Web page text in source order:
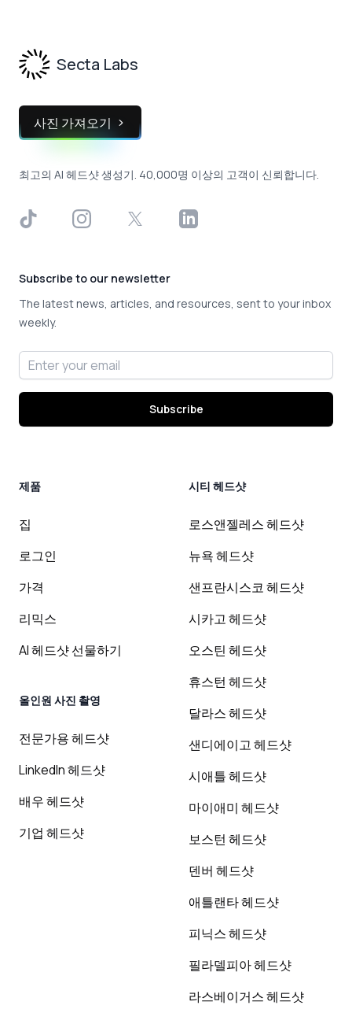
Secta Labs
사진 가져오기
최고의 AI 헤드샷 생성기. 40,000명 이상의 고객이 신뢰합니다.
TikTok InstagramX LinkedIn
Subscribe to our newsletter
The latest news, articles, and resources, sent to your inbox
weekly.
Email address
Subscribe
제품
집
로그인
가격
리믹스
AI 헤드샷 선물하기
올인원 사진 촬영
전문가용 헤드샷
LinkedIn 헤드샷
배우 헤드샷
기업 헤드샷
시티 헤드샷
로스앤젤레스 헤드샷
뉴욕 헤드샷
샌프란시스코 헤드샷
시카고 헤드샷
오스틴 헤드샷
휴스턴 헤드샷
달라스 헤드샷
샌디에이고 헤드샷
시애틀 헤드샷
마이애미 헤드샷
보스턴 헤드샷
덴버 헤드샷
애틀랜타 헤드샷
피닉스 헤드샷
필라델피아 헤드샷
라스베이거스 헤드샷